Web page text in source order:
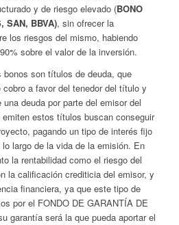
y de riesgo elevado (BONO
SAN, BBVA), sin ofrecer la
los riesgos del mismo, habiendo
sobre el valor de la inversión.
son títulos de deuda, que
cobro a favor del tenedor del título y
deuda por parte del emisor del
estos títulos buscan conseguir
pagando un tipo de interés fijo
largo de la vida de la emisión. En
la rentabilidad como el riesgo del
la calificación crediticia del emisor, y
financiera, ya que este tipo de
por el FONDO DE GARANTÍA DE
garantía será la que pueda aportar el